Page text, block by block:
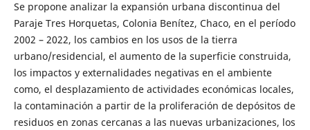
Se propone analizar la expansión urbana discontinua del
Paraje Tres Horquetas, Colonia Benítez, Chaco, en el período
2002 – 2022, los cambios en los usos de la tierra
urbano/residencial, el aumento de la superficie construida,
los impactos y externalidades negativas en el ambiente
como, el desplazamiento de actividades económicas locales,
la contaminación a partir de la proliferación de depósitos de
residuos en zonas cercanas a las nuevas urbanizaciones, los